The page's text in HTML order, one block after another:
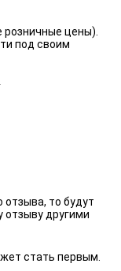
розничные цены).
под своим
отзыва, то будут
отзыву другими
стать первым.